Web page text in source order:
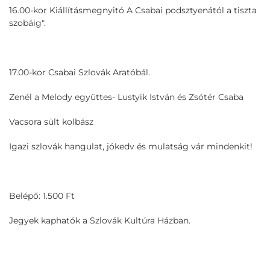
16.00-kor Kiállításmegnyitó A Csabai podsztyenától a tiszta
szobáig".
17.00-kor Csabai Szlovák Aratóbál.
Zenél a Melody együttes- Lustyik István és Zsótér Csaba
Vacsora sült kolbász
Igazi szlovák hangulat, jókedv és mulatság vár mindenkit!
Belépő: 1.500 Ft
Jegyek kaphatók a Szlovák Kultúra Házban.